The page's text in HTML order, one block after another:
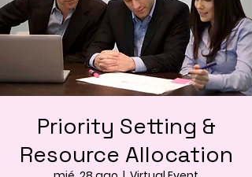
Priority Setting &
Resource Allocation